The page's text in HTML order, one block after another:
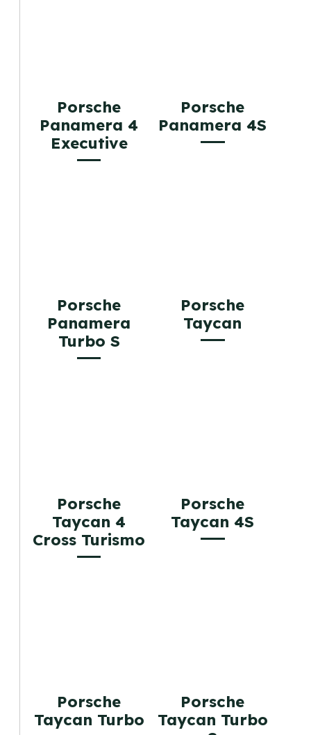
Porsche
Panamera 4
Executive
Porsche
Panamera 4S
Porsche
Panamera
Turbo S
Porsche
Taycan
Porsche
Taycan 4
Cross Turismo
Porsche
Taycan 4S
Porsche
Taycan Turbo
Porsche
Taycan Turbo